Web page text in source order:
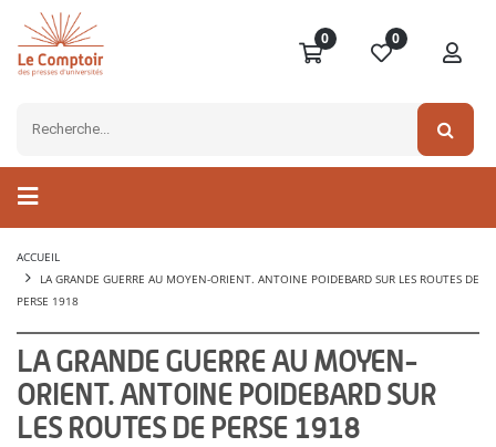
0 0
ACCUEIL
LA GRANDE GUERRE AU MOYEN-ORIENT. ANTOINE POIDEBARD SUR LES ROUTES DE
PERSE 1918
LA GRANDE GUERRE AU MOYEN-
ORIENT. ANTOINE POIDEBARD SUR
LES ROUTES DE PERSE 1918